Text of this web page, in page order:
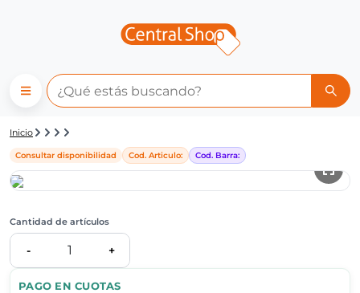
Detalle de producto | Central
Inicio
Consultar disponibilidad Cod. Articulo: Cod. Barra:
PAGO EN CUOTAS
Cantidad de artículos
- 1 +